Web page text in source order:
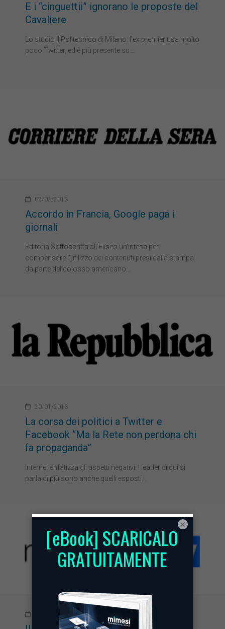
E i “cinguettii” ignorano le proposte del
Cavaliere
Lo studio Il Politecnico di Milano: l’ex premier usa molto
poco Twitter, ed è più presente su…
02/02/2013
Accordo in Francia, Google paga i
giornali
Editoria Sottoscritta all’Eliseo un’intesa per
compensare l’utilizzo dei contenuti presi dalla stampa
da parte del colosso americano…
20/01/2013
La corsa dei politici a Twitter e
Facebook “Ma la Rete non perdona chi
fa propaganda”
Internet enfatizza gli aspetti negativi. I leader di cui si
parla di più sono anche quelli esposti…
15/01/2013
×